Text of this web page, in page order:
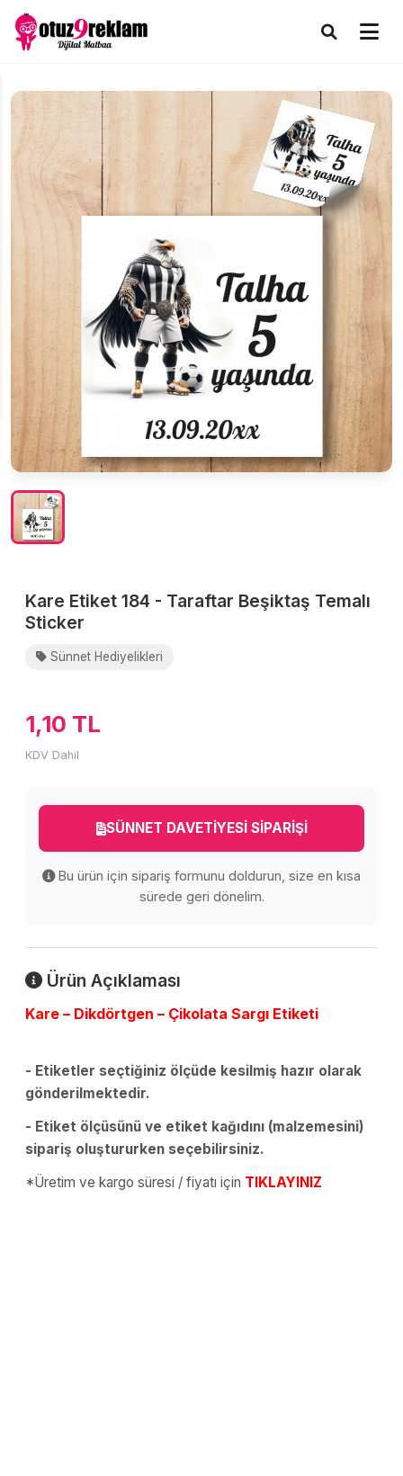
Kare Etiket 184 - Taraftar Beşiktaş Temalı
Sticker
Sünnet Hediyelikleri
1,10 TL
KDV Dahil
SÜNNET DAVETİYESİ SİPARİŞİ
Bu ürün için sipariş formunu doldurun, size en kısa
sürede geri dönelim.
Ürün Açıklaması
Kare – Dikdörtgen – Çikolata Sargı Etiketi
- Etiketler seçtiğiniz ölçüde kesilmiş hazır olarak
gönderilmektedir.
- Etiket ölçüsünü ve etiket kağıdını (malzemesini)
sipariş oluştururken seçebilirsiniz.
*Üretim ve kargo süresi / fiyatı için TIKLAYINIZ